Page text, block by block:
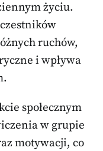
życiu.
ruchów,
i wpływa
społecznym
w grupie
motywacji, co